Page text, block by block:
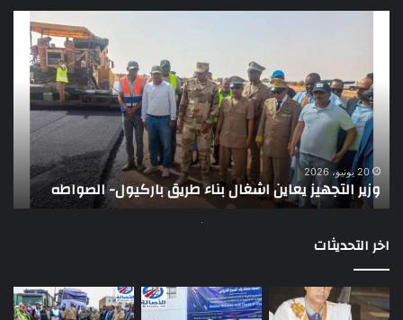
بناء طريق باركيول- الصواطه
يؤكد
ضعف
الرقابة
عن
موازنة
موريتانيا
ويقدم
توصيات
7 يونيو، 2026
تقرير دولي يؤكد ضعف
توصيات
اخر التحديثات